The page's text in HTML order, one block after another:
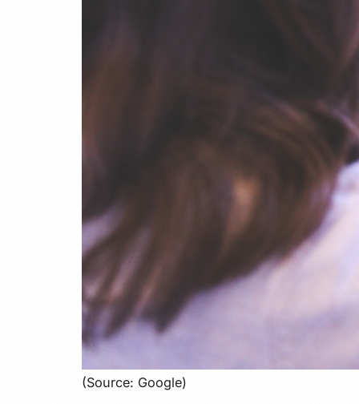
(Source: Google)